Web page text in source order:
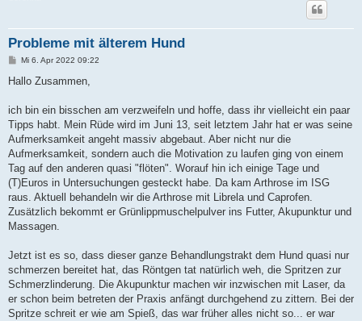
Probleme mit älterem Hund
B
i
a
Mi 6. Apr 2022 09:22
Hallo Zusammen,
ich bin ein bisschen am verzweifeln und hoffe, dass ihr vielleicht ein paar
Tipps habt. Mein Rüde wird im Juni 13, seit letztem Jahr hat er was seine
Aufmerksamkeit angeht massiv abgebaut. Aber nicht nur die
Aufmerksamkeit, sondern auch die Motivation zu laufen ging von einem
Tag auf den anderen quasi "flöten". Worauf hin ich einige Tage und
(T)Euros in Untersuchungen gesteckt habe. Da kam Arthrose im ISG
raus. Aktuell behandeln wir die Arthrose mit Librela und Caprofen.
Zusätzlich bekommt er Grünlippmuschelpulver ins Futter, Akupunktur und
Massagen.
Jetzt ist es so, dass dieser ganze Behandlungstrakt dem Hund quasi nur
schmerzen bereitet hat, das Röntgen tat natürlich weh, die Spritzen zur
Schmerzlinderung. Die Akupunktur machen wir inzwischen mit Laser, da
er schon beim betreten der Praxis anfängt durchgehend zu zittern. Bei der
Spritze schreit er wie am Spieß, das war früher alles nicht so... er war